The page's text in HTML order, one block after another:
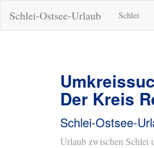
Schlei-Ostsee-Urlaub Schlei
Der Kreis
Schlei-Ostsee-
Urlaub zwischen Schlei